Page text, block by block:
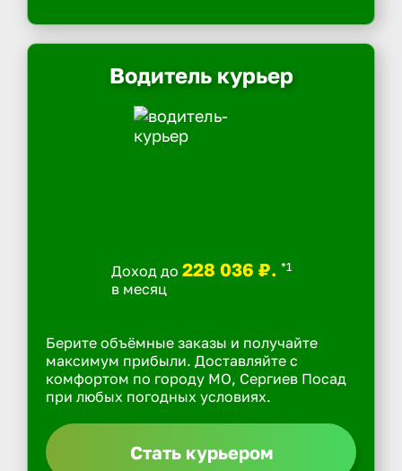
Водитель курьер
Доход до 228 036 ₽. *1
в месяц
Берите объёмные заказы и получайте
максимум прибыли. Доставляйте с
комфортом по городу МО, Сергиев Посад
при любых погодных условиях.
Стать курьером